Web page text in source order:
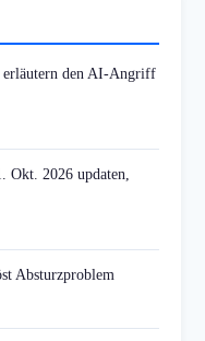
den AI-Angriff
Okt. 2026 updaten,
Absturzproblem